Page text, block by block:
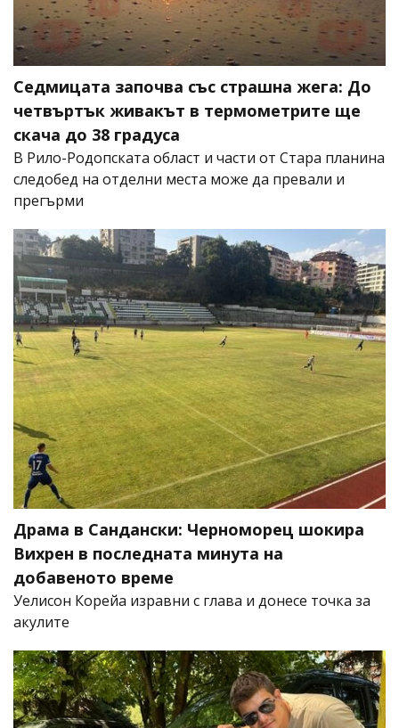
Седмицата започва със страшна жега: До
четвъртък живакът в термометрите ще
скача до 38 градуса
В Рило-Родопската област и части от Стара планина
следобед на отделни места може да превали и
прегърми
Драма в Сандански: Черноморец шокира
Вихрен в последната минута на
добавеното време
Уелисон Корейа изравни с глава и донесе точка за
акулите